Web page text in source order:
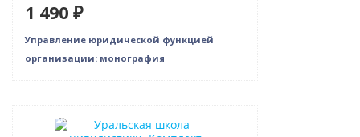
1 490 ₽
Управление юридической функцией
организации: монография
Новинка